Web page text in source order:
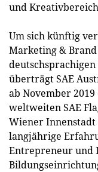
und
Um sich künftig
Marketing &
überträgt SAE
ab November
weltweiten SAE
Wiener Innenstadt
langjährige
Entrepreneur und